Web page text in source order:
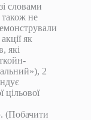
словами
також не
як
які
2
(Побачити